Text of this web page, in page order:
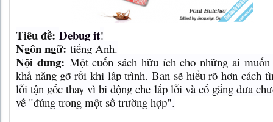
Tiêu đề: Debug it!
Ngôn ngữ: tiếng Anh.
Nội dung: Một cuốn sách hữu ích cho những ai
khả năng gỡ rối khi lập trình. Bạn sẽ hiểu rõ hơn cách
lỗi tận gốc thay vì bị động che lấp lỗi và cố gắng đưa
về "đúng trong một số trường hợp".